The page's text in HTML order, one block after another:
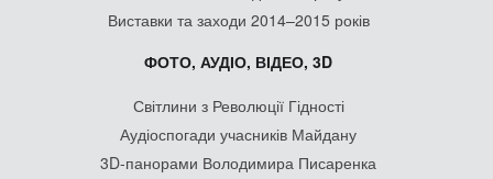
Виставки та заходи 2014–2015 років
ФОТО, АУДІО, ВІДЕО, 3D
Світлини з Революції Гідності
Аудіоспогади учасників Майдану
3D-панорами Володимира Писаренка